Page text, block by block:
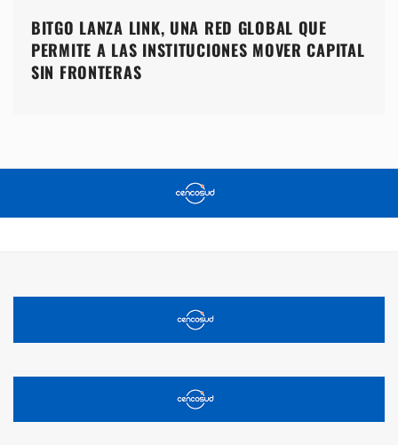
BITGO LANZA LINK, UNA RED GLOBAL QUE
PERMITE A LAS INSTITUCIONES MOVER CAPITAL
SIN FRONTERAS